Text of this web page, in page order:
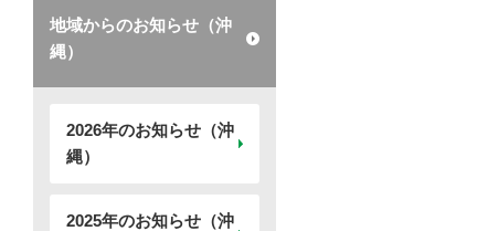
地域からのお知らせ（沖
縄）
2026年のお知らせ（沖
縄）
2025年のお知らせ（沖